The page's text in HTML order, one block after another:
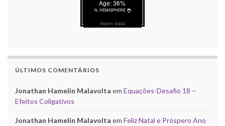
moon data
ÚLTIMOS COMENTÁRIOS
Jonathan Hamelin Malavolta em Equações-Desafio 18 –
Efeitos Coligativos
Jonathan Hamelin Malavolta em Feliz Natal e Próspero Ano